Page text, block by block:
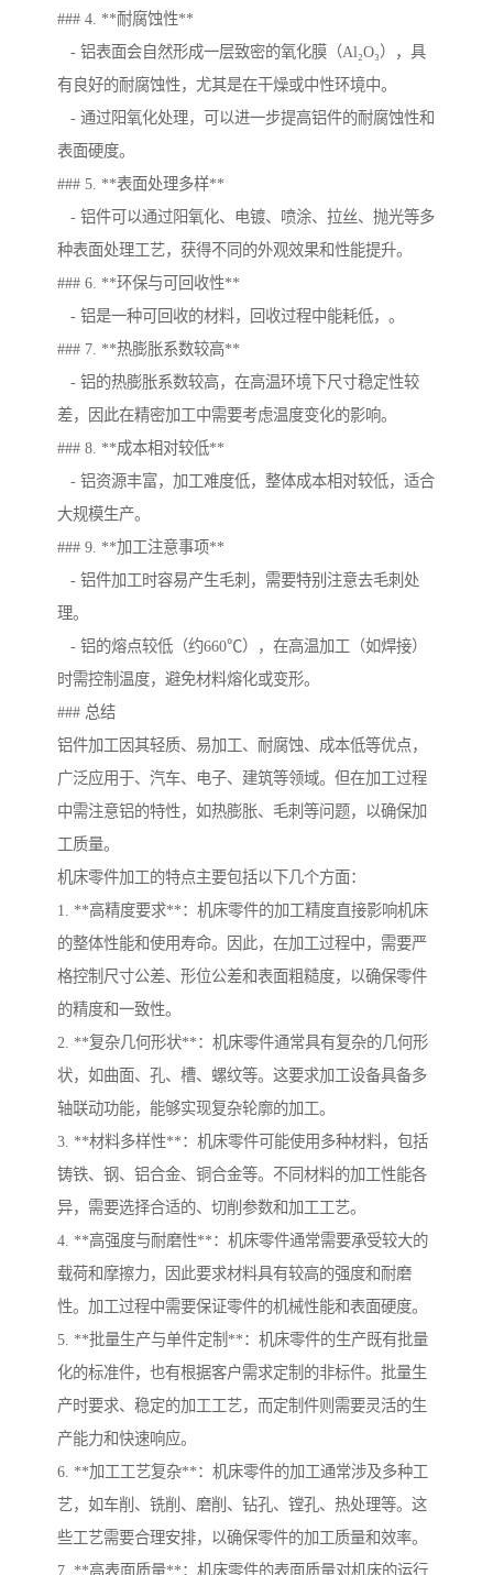
### 4. **耐腐蚀性**
- 铝表面会自然形成一层致密的氧化膜（Al₂O₃），具
有良好的耐腐蚀性，尤其是在干燥或中性环境中。
- 通过阳氧化处理，可以进一步提高铝件的耐腐蚀性和
表面硬度。
### 5. **表面处理多样**
- 铝件可以通过阳氧化、电镀、喷涂、拉丝、抛光等多
种表面处理工艺，获得不同的外观效果和性能提升。
### 6. **环保与可回收性**
- 铝是一种可回收的材料，回收过程中能耗低，。
### 7. **热膨胀系数较高**
- 铝的热膨胀系数较高，在高温环境下尺寸稳定性较
差，因此在精密加工中需要考虑温度变化的影响。
### 8. **成本相对较低**
- 铝资源丰富，加工难度低，整体成本相对较低，适合
大规模生产。
### 9. **加工注意事项**
- 铝件加工时容易产生毛刺，需要特别注意去毛刺处
理。
- 铝的熔点较低（约660℃），在高温加工（如焊接）
时需控制温度，避免材料熔化或变形。
### 总结
铝件加工因其轻质、易加工、耐腐蚀、成本低等优点，
广泛应用于、汽车、电子、建筑等领域。但在加工过程
中需注意铝的特性，如热膨胀、毛刺等问题，以确保加
工质量。
机床零件加工的特点主要包括以下几个方面：
1. **高精度要求**：机床零件的加工精度直接影响机床
的整体性能和使用寿命。因此，在加工过程中，需要严
格控制尺寸公差、形位公差和表面粗糙度，以确保零件
的精度和一致性。
2. **复杂几何形状**：机床零件通常具有复杂的几何形
状，如曲面、孔、槽、螺纹等。这要求加工设备具备多
轴联动功能，能够实现复杂轮廓的加工。
3. **材料多样性**：机床零件可能使用多种材料，包括
铸铁、钢、铝合金、铜合金等。不同材料的加工性能各
异，需要选择合适的、切削参数和加工工艺。
4. **高强度与耐磨性**：机床零件通常需要承受较大的
载荷和摩擦力，因此要求材料具有较高的强度和耐磨
性。加工过程中需要保证零件的机械性能和表面硬度。
5. **批量生产与单件定制**：机床零件的生产既有批量
化的标准件，也有根据客户需求定制的非标件。批量生
产时要求、稳定的加工工艺，而定制件则需要灵活的生
产能力和快速响应。
6. **加工工艺复杂**：机床零件的加工通常涉及多种工
艺，如车削、铣削、磨削、钻孔、镗孔、热处理等。这
些工艺需要合理安排，以确保零件的加工质量和效率。
7. **高表面质量**：机床零件的表面质量对机床的运行